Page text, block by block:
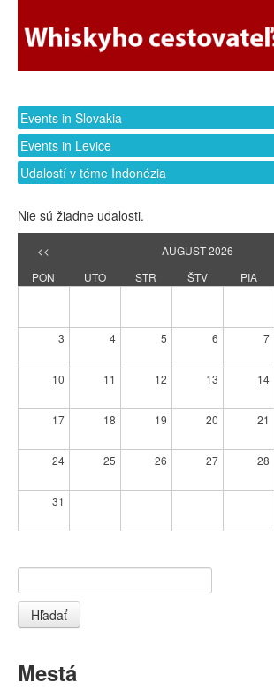
Events in Slovakia
Events in Levice
Udalostí v téme Indonézia
Nie sú žiadne udalosti.
<< AUGUST 2026
PON
UTO STR ŠTV PIA
3 4 5 6 7
10 11 12 13 14
17 18 19 20 21
24 25 26 27 28
31
Hľadať
Mestá